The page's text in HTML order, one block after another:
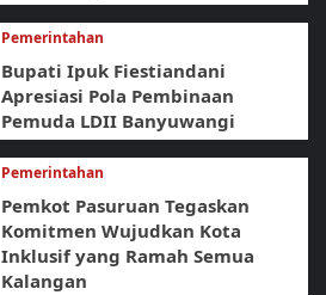
Pemerintahan
Bupati Ipuk Fiestiandani
Apresiasi Pola Pembinaan
Pemuda LDII Banyuwangi
Pemerintahan
Pemkot Pasuruan Tegaskan
Komitmen Wujudkan Kota
Inklusif yang Ramah Semua
Kalangan